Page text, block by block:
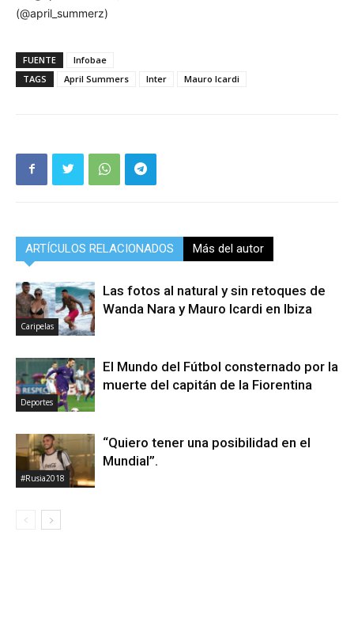
(@april_summerz)
FUENTE
Infobae
TAGS
April Summers Inter Mauro Icardi
ARTÍCULOS RELACIONADOS Más del autor
Caripelas
Las fotos al natural y sin retoques de
Wanda Nara y Mauro Icardi en Ibiza
Deportes
El Mundo del Fútbol consternado por la
muerte del capitán de la Fiorentina
#Rusia2018
“Quiero tener una posibilidad en el
Mundial”.